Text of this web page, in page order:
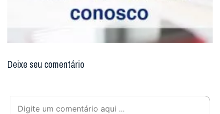
Deixe seu comentário